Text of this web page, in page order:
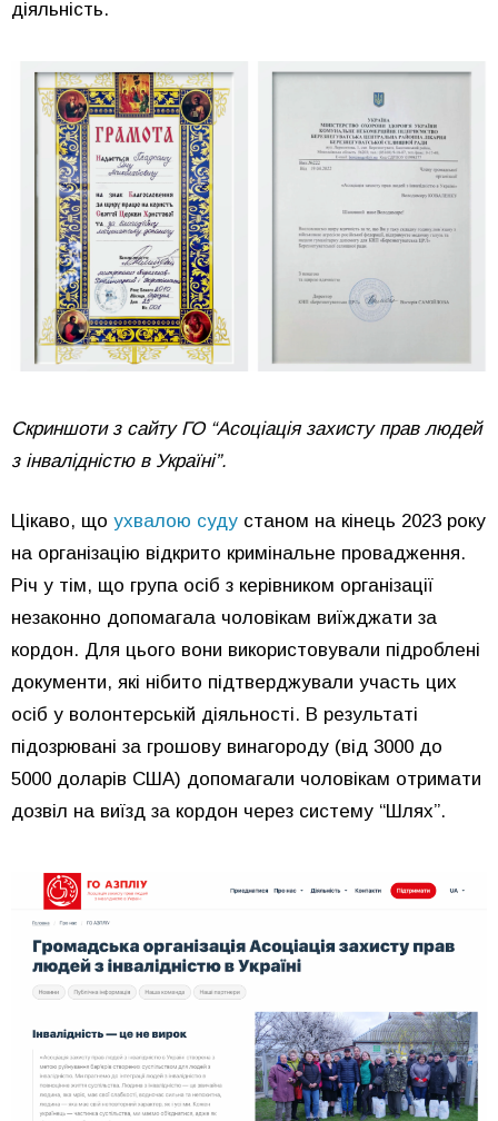
діяльність.
Скриншоти з сайту ГО “Асоціація захисту прав людей
з інвалідністю в Україні”.
Цікаво, що ухвалою суду станом на кінець 2023 року
на організацію відкрито кримінальне провадження.
Річ у тім, що група осіб з керівником організації
незаконно допомагала чоловікам виїжджати за
кордон. Для цього вони використовували підроблені
документи, які нібито підтверджували участь цих
осіб у волонтерській діяльності. В результаті
підозрювані за грошову винагороду (від 3000 до
5000 доларів США) допомагали чоловікам отримати
дозвіл на виїзд за кордон через систему “Шлях”.